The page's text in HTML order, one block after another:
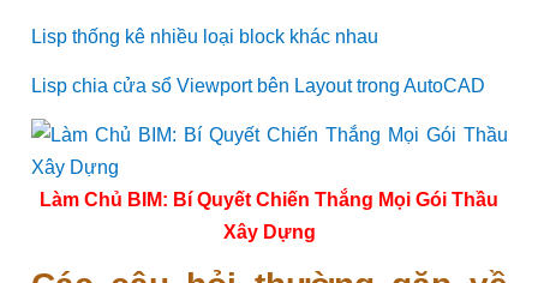
Lisp thống kê nhiều loại block khác nhau
Lisp chia cửa sổ Viewport bên Layout trong AutoCAD
Làm Chủ BIM: Bí Quyết Chiến Thắng Mọi Gói Thầu
Xây Dựng